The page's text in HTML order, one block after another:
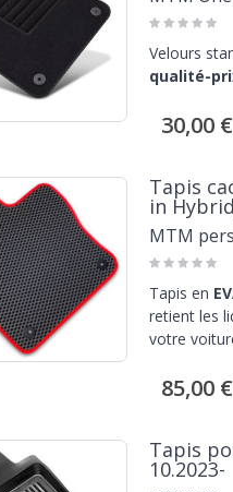
Velours
qualité-
30,00 €
Tapis
in
MTM
Tapis en
retient les
votre
85,00 €
Tapis
10.2023-